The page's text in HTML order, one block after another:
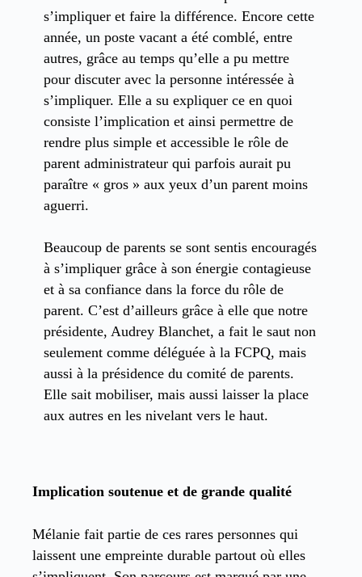
s’impliquer et faire la différence. Encore cette
année, un poste vacant a été comblé, entre
autres, grâce au temps qu’elle a pu mettre
pour discuter avec la personne intéressée à
s’impliquer. Elle a su expliquer ce en quoi
consiste l’implication et ainsi permettre de
rendre plus simple et accessible le rôle de
parent administrateur qui parfois aurait pu
paraître « gros » aux yeux d’un parent moins
aguerri.
Beaucoup de parents se sont sentis encouragés
à s’impliquer grâce à son énergie contagieuse
et à sa confiance dans la force du rôle de
parent. C’est d’ailleurs grâce à elle que notre
présidente, Audrey Blanchet, a fait le saut non
seulement comme déléguée à la FCPQ, mais
aussi à la présidence du comité de parents.
Elle sait mobiliser, mais aussi laisser la place
aux autres en les nivelant vers le haut.
Implication soutenue et de grande qualité
Mélanie fait partie de ces rares personnes qui
laissent une empreinte durable partout où elles